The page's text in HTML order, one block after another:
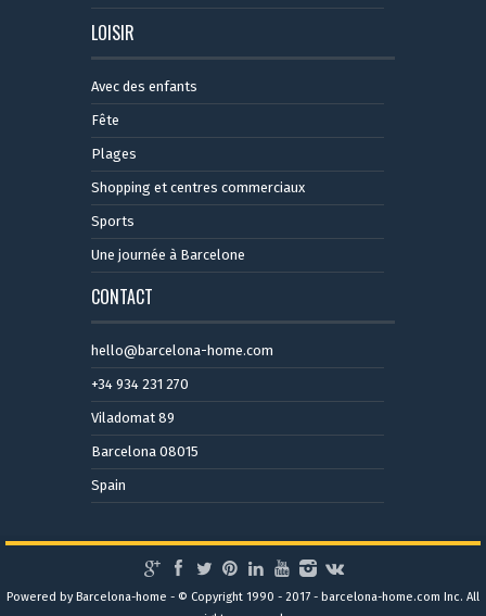
LOISIR
Avec des enfants
Fête
Plages
Shopping et centres commerciaux
Sports
Une journée à Barcelone
CONTACT
hello@barcelona-home.com
+34 934 231 270
Viladomat 89
Barcelona 08015
Spain
Powered by Barcelona-home - © Copyright 1990 - 2017 - barcelona-home.com Inc. All